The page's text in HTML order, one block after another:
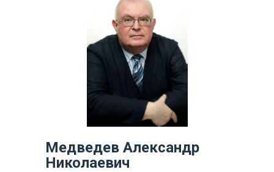
Медведев Александр
Николаевич